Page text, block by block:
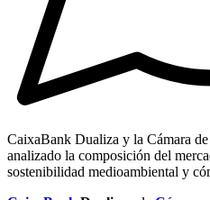
CaixaBank Dualiza y la Cámara
analizado la composición del
sostenibilidad medioambiental y